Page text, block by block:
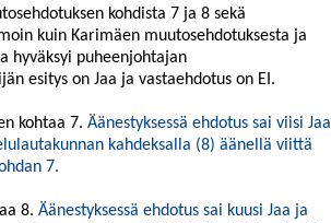
kohdista 7 ja 8 sekä
kuin Karimäen muutosehdotuksesta ja
hyväksyi puheenjohtajan
esitys on Jaa ja vastaehdotus on EI.
kohtaa 7. Äänestyksessä ehdotus sai viisi Jaa
kahdeksalla (8) äänellä viittä
7.
8. Äänestyksessä ehdotus sai kuusi Jaa ja